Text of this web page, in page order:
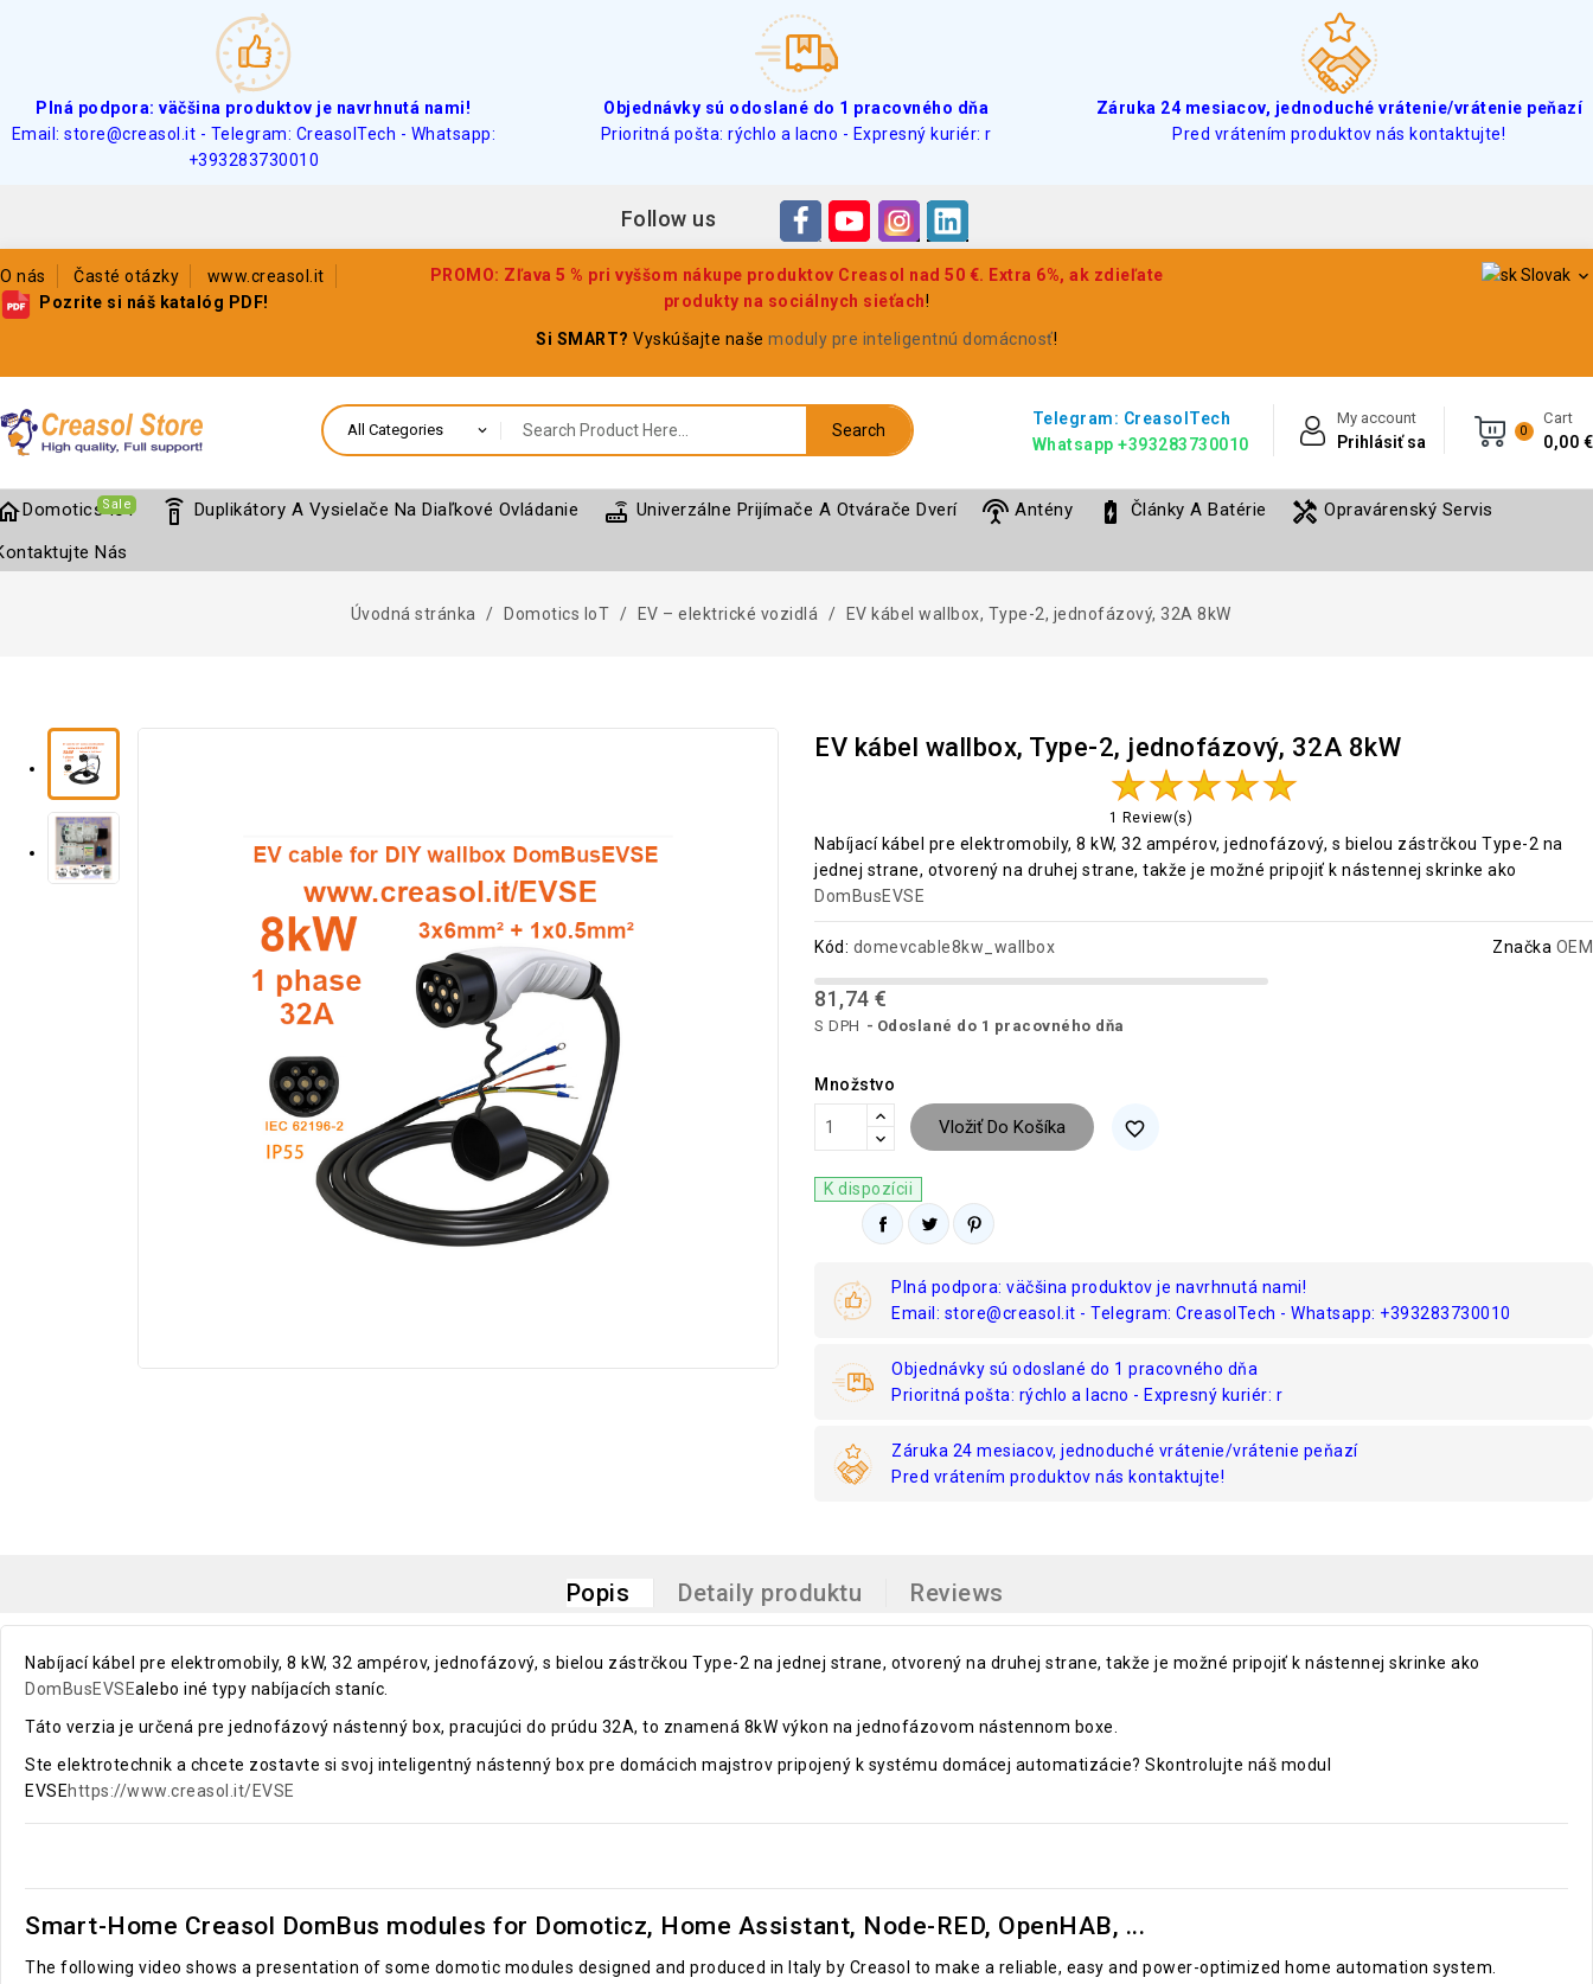
Plná podpora: väčšina produktov je navrhnutá nami!
Email: store@creasol.it - Telegram: CreasolTech - Whatsapp:
+393283730010
Objednávky sú odoslané do 1 pracovného dňa
Prioritná pošta: rýchlo a lacno - Expresný kuriér: r
Záruka 24 mesiacov, jednoduché vrátenie/vrátenie peňazí
Pred vrátením produktov nás kontaktujte!
Follow us
O nás Časté otázky
www.creasol.it
Pozrite si náš katalóg PDF!
PROMO: Zľava 5 % pri vyššom nákupe produktov Creasol nad 50 €. Extra 6%, ak zdieľate
produkty na sociálnych sieťach!
Si SMART? Vyskúšajte naše moduly pre inteligentnú domácnosť!
Slovak 
0
Cart
0,00 €
My account
Prihlásiť sa
Telegram: CreasolTech
Whatsapp +393283730010
Search
Domotics IoT
Sale settings_remote Duplikátory A Vysielače Na Diaľkové Ovládanie router Univerzálne Prijímače A Otvárače Dverí settings_input_antenna Antény battery_charging_full Články A Batérie handyman Opravárenský Servis
Nás
Úvodná stránka Domotics IoT EV – elektrické vozidlá EV kábel wallbox, Type-2, jednofázový, 32A 8kW
EV kábel wallbox, Type-2, jednofázový, 32A 8kW
1 Review(s)
Nabíjací kábel pre elektromobily, 8 kW, 32 ampérov, jednofázový, s bielou zástrčkou Type-2 na
jednej strane, otvorený na druhej strane, takže je možné pripojiť k nástennej skrinke ako
DomBusEVSE
Značka OEM
Kód: domevcable8kw_wallbox
81,74 €
S DPH Odoslané do 1 pracovného dňa
Množstvo
Vložiť Do Košíka favorite_border
K dispozícii
Plná podpora: väčšina produktov je navrhnutá nami!
Email: store@creasol.it - Telegram: CreasolTech - Whatsapp: +393283730010
Objednávky sú odoslané do 1 pracovného dňa
Prioritná pošta: rýchlo a lacno - Expresný kuriér: r
Záruka 24 mesiacov, jednoduché vrátenie/vrátenie peňazí
Pred vrátením produktov nás kontaktujte!
Popis Detaily produktu Reviews
Nabíjací kábel pre elektromobily, 8 kW, 32 ampérov, jednofázový, s bielou zástrčkou Type-2 na jednej strane, otvorený na druhej strane, takže je možné pripojiť k nástennej skrinke ako
DomBusEVSEalebo iné typy nabíjacích staníc.
Táto verzia je určená pre jednofázový nástenný box, pracujúci do prúdu 32A, to znamená 8kW výkon na jednofázovom nástennom boxe.
Ste elektrotechnik a chcete zostavte si svoj inteligentný nástenný box pre domácich majstrov pripojený k systému domácej automatizácie? Skontrolujte náš modul
EVSEhttps://www.creasol.it/EVSE
Smart-Home Creasol DomBus modules for Domoticz, Home Assistant, Node-RED, OpenHAB, ...
The following video shows a presentation of some domotic modules designed and produced in Italy by Creasol to make a reliable, easy and power-optimized home automation system.